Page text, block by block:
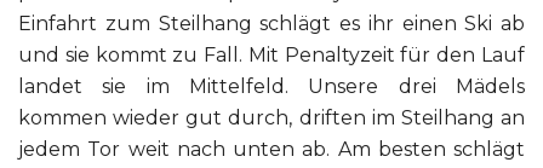
Einfahrt zum Steilhang schlägt es ihr einen Ski ab
und sie kommt zu Fall. Mit Penaltyzeit für den Lauf
landet sie im Mittelfeld. Unsere drei Mädels
kommen wieder gut durch, driften im Steilhang an
jedem Tor weit nach unten ab. Am besten schlägt